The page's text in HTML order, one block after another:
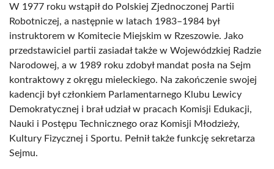
W 1977 roku wstąpił do Polskiej Zjednoczonej Partii
Robotniczej, a następnie w latach 1983–1984 był
instruktorem w Komitecie Miejskim w Rzeszowie. Jako
przedstawiciel partii zasiadał także w Wojewódzkiej Radzie
Narodowej, a w 1989 roku zdobył mandat posła na Sejm
kontraktowy z okręgu mieleckiego. Na zakończenie swojej
kadencji był członkiem Parlamentarnego Klubu Lewicy
Demokratycznej i brał udział w pracach Komisji Edukacji,
Nauki i Postępu Technicznego oraz Komisji Młodzieży,
Kultury Fizycznej i Sportu. Pełnił także funkcję sekretarza
Sejmu.